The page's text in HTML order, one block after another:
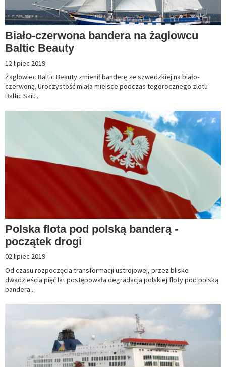
Biało-czerwona bandera na żaglowcu
Baltic Beauty
12 lipiec 2019
Żaglowiec Baltic Beauty zmienił banderę ze szwedzkiej na biało-
czerwoną. Uroczystość miała miejsce podczas tegorocznego zlotu
Baltic Sail...
Polska flota pod polską banderą -
początek drogi
02 lipiec 2019
Od czasu rozpoczęcia transformacji ustrojowej, przez blisko
dwadzieścia pięć lat postępowała degradacja polskiej floty pod polską
banderą...